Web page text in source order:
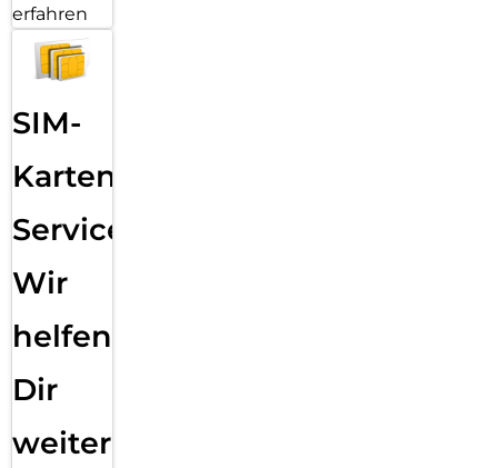
erfahren
SIM-
Karten
Service:
Wir
helfen
Dir
weiter